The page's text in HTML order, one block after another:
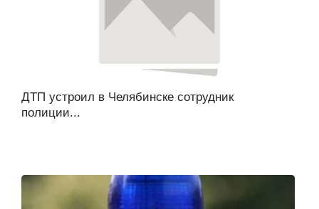
ДТП устроил в Челябинске сотрудник
полиции...